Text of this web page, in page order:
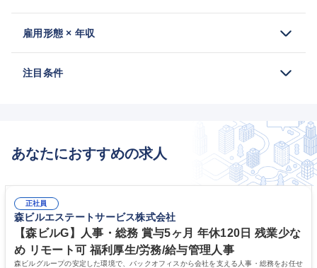
雇用形態 × 年収
注目条件
あなたにおすすめの求人
正社員
森ビルエステートサービス株式会社
【森ビルG】人事・総務 賞与5ヶ月 年休120日 残業少な
め リモート可 福利厚生/労務/給与管理人事
森ビルグループの安定した環境で、バックオフィスから会社を支える人事・総務をお任せ